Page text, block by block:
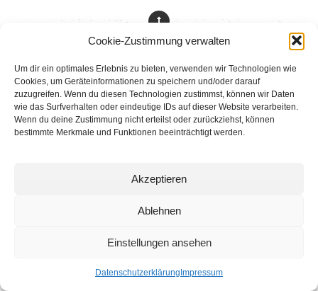
Cookie-Zustimmung verwalten
Um dir ein optimales Erlebnis zu bieten, verwenden wir Technologien wie
Cookies, um Geräteinformationen zu speichern und/oder darauf
zuzugreifen. Wenn du diesen Technologien zustimmst, können wir Daten
wie das Surfverhalten oder eindeutige IDs auf dieser Website verarbeiten.
Wenn du deine Zustimmung nicht erteilst oder zurückziehst, können
bestimmte Merkmale und Funktionen beeinträchtigt werden.
Akzeptieren
Ablehnen
Einstellungen ansehen
Datenschutzerklärung Impressum
networking Media | Artist
Communication
© 2025 networking Media - Kai Manke
Bei der Lutherbuche 30A, 22529 Hamburg / Germany - +49 171 830 4044